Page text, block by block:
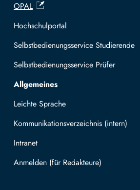
OPAL
Hochschulportal
Selbstbedienungsservice Studierende
Selbstbedienungsservice Prüfer
Allgemeines
Leichte Sprache
Kommunikationsverzeichnis (intern)
Intranet
Mit TUBAF Login anmelden